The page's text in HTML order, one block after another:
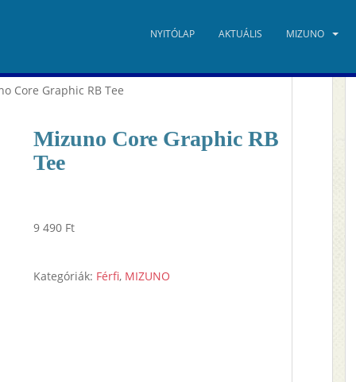
NYITÓLAP AKTUÁLIS MIZUNO
Core Graphic RB Tee
Mizuno Core Graphic RB
Tee
9 490 Ft
Kategóriák: Férfi, MIZUNO